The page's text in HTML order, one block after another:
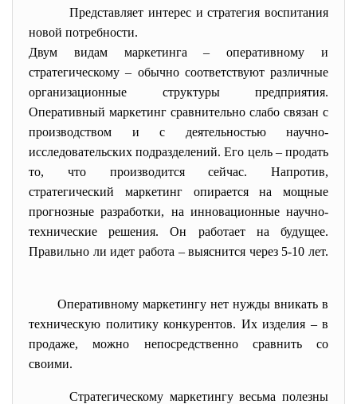
Представляет интерес и стратегия воспитания
новой потребности.
Двум видам маркетинга – оперативному и
стратегическому – обычно соответствуют различные
организационные структуры предприятия.
Оперативный маркетинг сравнительно слабо связан с
производством и с деятельностью научно-
исследовательских подразделений. Его цель – продать
то, что производится сейчас. Напротив,
стратегический маркетинг опирается на мощные
прогнозные разработки, на инновационные научно-
технические решения. Он работает на будущее.
Правильно ли идет работа – выяснится через 5-10 лет.
Оперативному маркетингу нет нужды вникать в
техническую политику конкурентов. Их изделия – в
продаже, можно непосредственно сравнить со
своими.
Стратегическому маркетингу весьма полезны